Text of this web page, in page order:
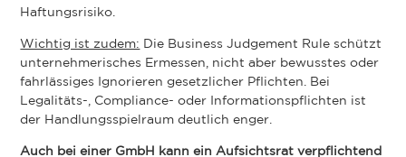
Haftungsrisiko.
Wichtig ist zudem:
Die Business Judgement Rule schützt
unternehmerisches Ermessen, nicht aber bewusstes oder
fahrlässiges Ignorieren gesetzlicher Pflichten. Bei
Legalitäts-, Compliance- oder Informationspflichten ist
der Handlungsspielraum deutlich enger.
Auch bei einer GmbH kann ein Aufsichtsrat verpflichtend